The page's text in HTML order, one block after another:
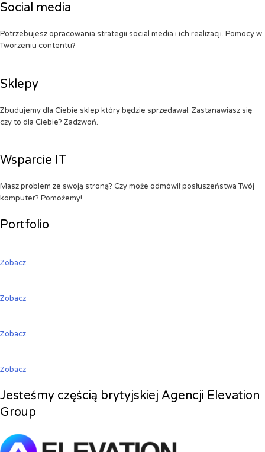
Social media
Potrzebujesz opracowania strategii social media i ich realizacji. Pomocy w
Tworzeniu contentu?
Sklepy
Zbudujemy dla Ciebie sklep który będzie sprzedawał. Zastanawiasz się
czy to dla Ciebie? Zadzwoń.
Wsparcie IT
Masz problem ze swoją stroną? Czy może odmówił posłuszeństwa Twój
komputer? Pomożemy!
Portfolio
Zobacz
Zobacz
Zobacz
Zobacz
Jesteśmy częścią brytyjskiej Agencji Elevation
Group